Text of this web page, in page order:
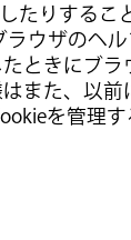
たりするこ
ウザのヘ
ときにブ
また、以
を管理